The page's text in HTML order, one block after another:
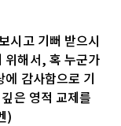
시고 기뻐 받으시
위해서, 혹 누군가
감사함으로 기
은 영적 교제를
)